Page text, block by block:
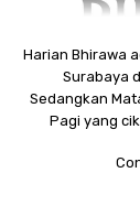
Harian Bhirawa
Surabaya
Sedangkan
Pagi yang